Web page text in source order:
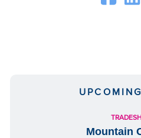
Mountain